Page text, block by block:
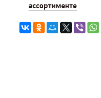
ассортименте